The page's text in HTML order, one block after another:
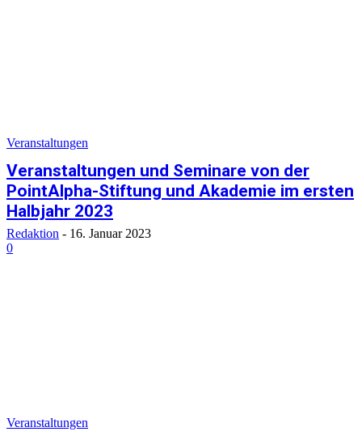
Veranstaltungen
Veranstaltungen und Seminare von der
PointAlpha-Stiftung und Akademie im ersten
Halbjahr 2023
Redaktion - 16. Januar 2023
0
Veranstaltungen